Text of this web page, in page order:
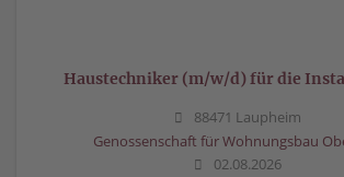
Haustechniker (m/w/d) für die
88471 Laupheim
Genossenschaft für Wohnungsbau
02.08.2026